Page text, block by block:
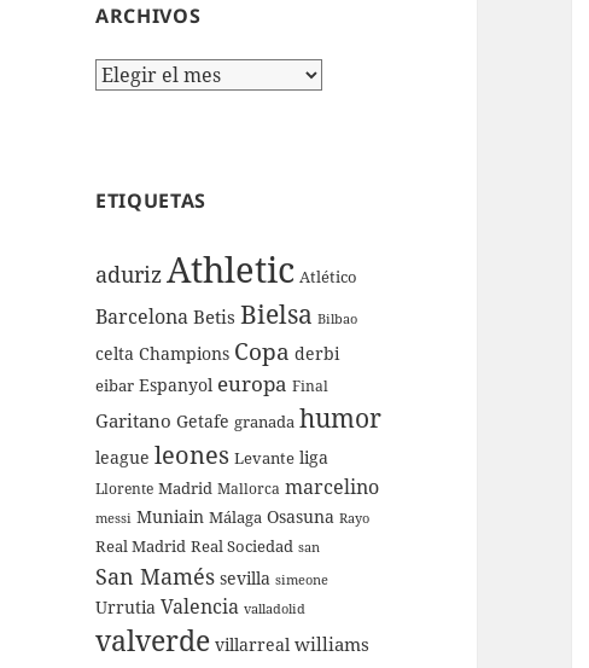
ARCHIVOS
Archivos
ETIQUETAS
adurizAthletic Atlético
Barcelona Betis Bielsa Bilbao
celta Champions Copa derbi
eibar Espanyol europa Final
Garitano Getafe granada humor
league leones Levante liga
Llorente Madrid Mallorca marcelino
messi Muniain Málaga Osasuna Rayo
Real Madrid Real Sociedad san
San Mamés sevilla simeone
Urrutia Valencia valladolid
valverde villarreal williams